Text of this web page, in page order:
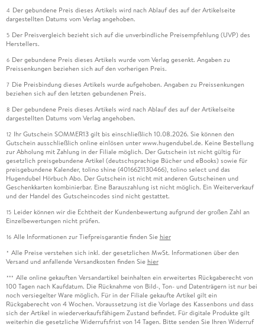
4 Der gebundene Preis dieses Artikels wird nach Ablauf des auf der Artikelseite
dargestellten Datums vom Verlag angehoben.
5 Der Preisvergleich bezieht sich auf die unverbindliche Preisempfehlung (UVP) des
Herstellers.
6 Der gebundene Preis dieses Artikels wurde vom Verlag gesenkt. Angaben zu
Preissenkungen beziehen sich auf den vorherigen Preis.
7 Die Preisbindung dieses Artikels wurde aufgehoben. Angaben zu Preissenkungen
beziehen sich auf den letzten gebundenen Preis.
8 Der gebundene Preis dieses Artikels wird nach Ablauf des auf der Artikelseite
dargestellten Datums vom Verlag angehoben.
12 Ihr Gutschein SOMMER13 gilt bis einschließlich 10.08.2026. Sie können den
Gutschein ausschließlich online einlösen unter www.hugendubel.de. Keine Bestellung
zur Abholung mit Zahlung in der Filiale möglich. Der Gutschein ist nicht gültig für
gesetzlich preisgebundene Artikel (deutschsprachige Bücher und eBooks) sowie für
preisgebundene Kalender, tolino shine (4016621130466), tolino select und das
Hugendubel Hörbuch Abo. Der Gutschein ist nicht mit anderen Gutscheinen und
Geschenkkarten kombinierbar. Eine Barauszahlung ist nicht möglich. Ein Weiterverkauf
und der Handel des Gutscheincodes sind nicht gestattet.
15 Leider können wir die Echtheit der Kundenbewertung aufgrund der großen Zahl an
Einzelbewertungen nicht prüfen.
16 Alle Informationen zur Tiefpreisgarantie finden Sie hier
* Alle Preise verstehen sich inkl. der gesetzlichen MwSt. Informationen über den
Versand und anfallende Versandkosten finden Sie hier
*** Alle online gekauften Versandartikel beinhalten ein erweitertes Rückgaberecht von
100 Tagen nach Kaufdatum. Die Rücknahme von Bild-, Ton- und Datenträgern ist nur bei
noch versiegelter Ware möglich. Für in der Filiale gekaufte Artikel gilt ein
Rückgaberecht von 4 Wochen. Voraussetzung ist die Vorlage des Kassenbons und dass
sich der Artikel in wiederverkaufsfähigem Zustand befindet. Für digitale Produkte gilt
weiterhin die gesetzliche Widerrufsfrist von 14 Tagen. Bitte senden Sie Ihren Widerruf